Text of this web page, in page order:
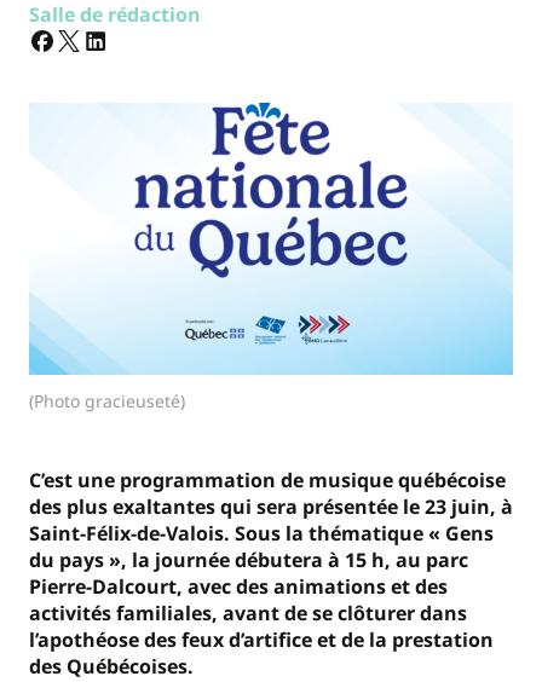
Salle de rédaction
(Photo gracieuseté)
C’est une programmation de musique québécoise
des plus exaltantes qui sera présentée le 23 juin, à
Saint-Félix-de-Valois. Sous la thématique « Gens
du pays », la journée débutera à 15 h, au parc
Pierre-Dalcourt, avec des animations et des
activités familiales, avant de se clôturer dans
l’apothéose des feux d’artifice et de la prestation
des Québécoises.